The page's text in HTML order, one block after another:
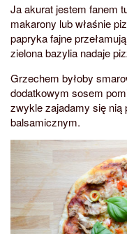
Ja akurat jestem fanem
makarony lub właśnie
papryka fajne
zielona bazylia nadaje
Grzechem byłoby
dodatkowym sosem
zwykle zajadamy się nią
balsamicznym.